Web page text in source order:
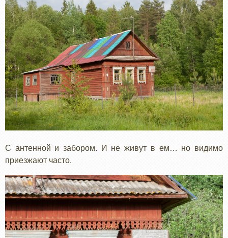
С антенной и забором. И не живут в ем… но видимо
приезжают часто.